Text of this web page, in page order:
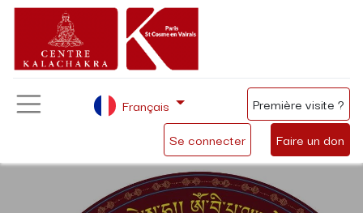
Se connecter Faire un don
Français Première visite ?